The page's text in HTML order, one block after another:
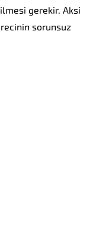
gerekir. Aksi
sorunsuz